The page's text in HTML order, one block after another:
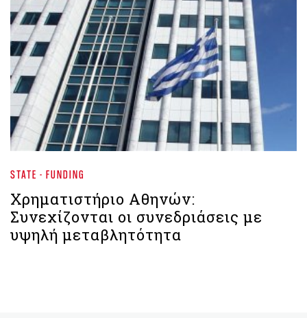
STATE - FUNDING
Χρηματιστήριο Aθηνών:
Συνεχίζονται οι συνεδριάσεις με
υψηλή μεταβλητότητα